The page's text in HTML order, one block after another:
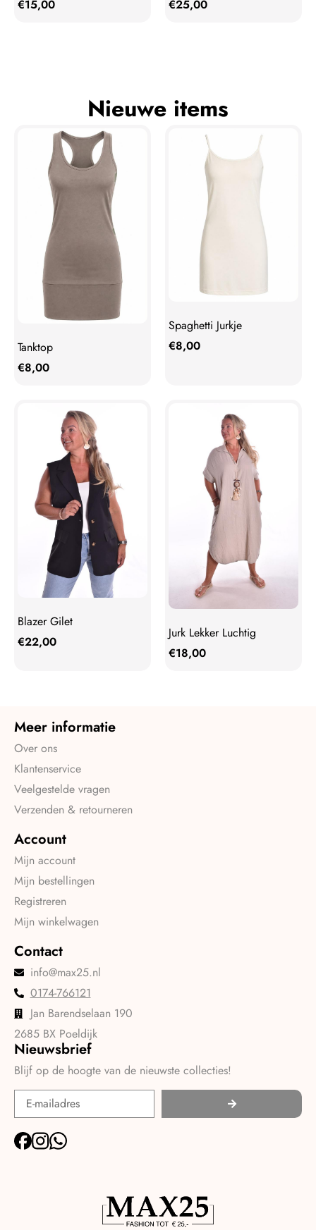
€15,00 €25,00
Nieuwe items
Tanktop
€8,00
Spaghetti Jurkje
€8,00
Blazer Gilet
€22,00
Jurk Lekker Luchtig
€18,00
Meer informatie
Over ons
Klantenservice
Veelgestelde vragen
Verzenden & retourneren
Account
Mijn account
Mijn bestellingen
Registreren
Mijn winkelwagen
Contact
info@max25.nl
0174-766121
Jan Barendselaan 190
2685 BX Poeldijk
Nieuwsbrief
Blijf op de hoogte van de nieuwste collecties!